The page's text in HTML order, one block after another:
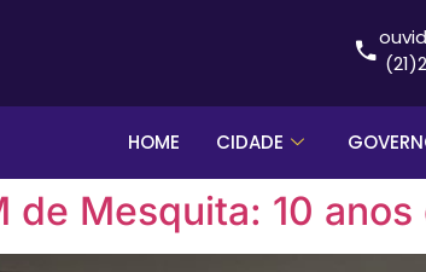
HOME CIDADE
de Mesquita: 10